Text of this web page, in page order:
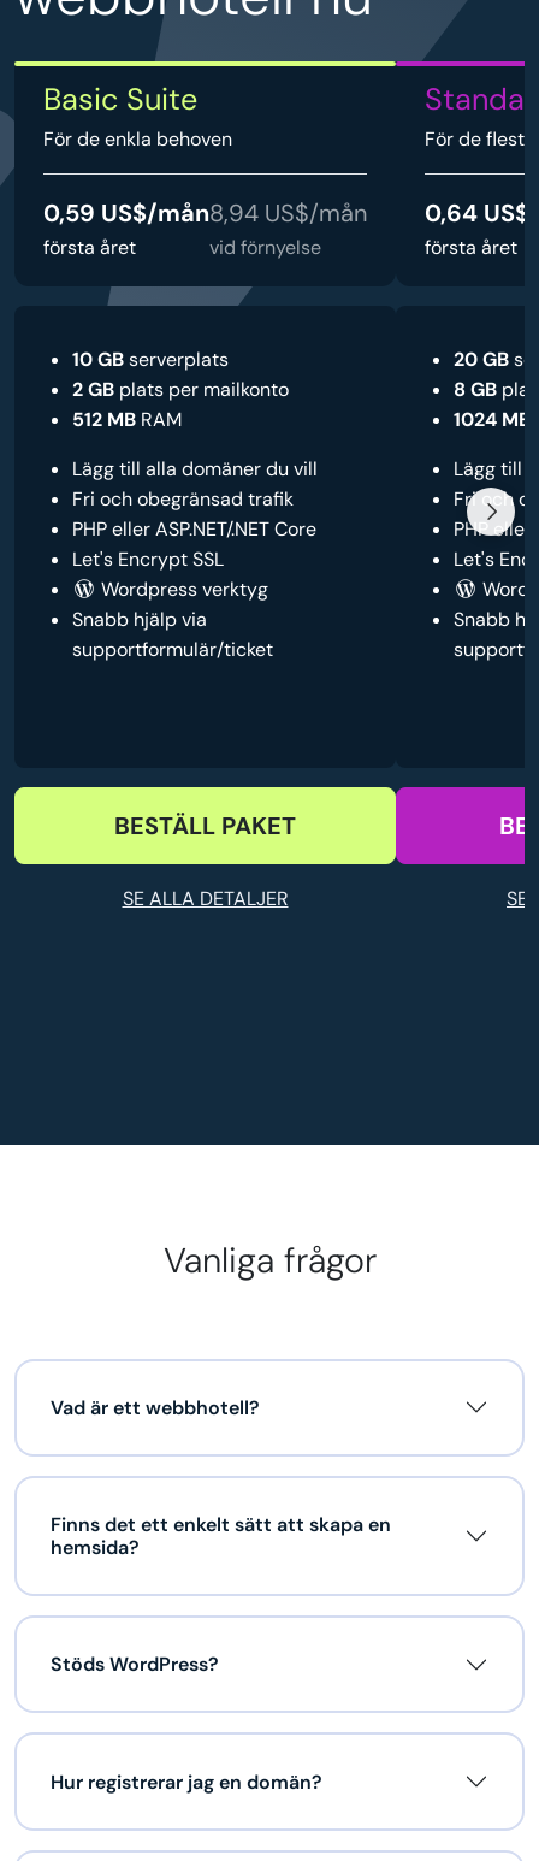
Basic Suite
För de enkla behoven
0,59 US$/mån
första året
8,94 US$/mån
vid förnyelse
10 GBserverplats
2 GB plats per mailkonto
512 MB RAM
Lägg till alla domäner du vill
Fri och obegränsad trafik
PHP eller ASP.NET/.NET Core
Let's Encrypt SSL
Wordpress verktyg
Snabb hjälp via
supportformulär/ticket
BESTÄLL PAKET
SE ALLA DETALJER
För de
0,64
första året
20 GB
8 GB
1024 MB
Lägg till
Fri och
PHP eller
Let's
Snabb
SE
Vanliga frågor
Vad är ett webbhotell?
Finns det ett enkelt sätt att skapa en
hemsida?
Stöds WordPress?
Hur registrerar jag en domän?